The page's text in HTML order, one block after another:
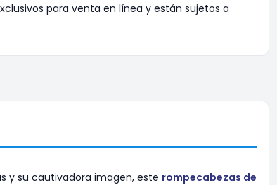
para venta en línea y están sujetos a
y su cautivadora imagen, este rompecabezas de